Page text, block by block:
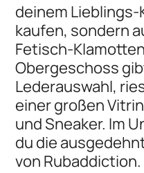
deinem
kaufen, sondern
Fetisch-
Obergeschoss
Lederauswahl,
einer großen
und Sneaker. Im
du die
von